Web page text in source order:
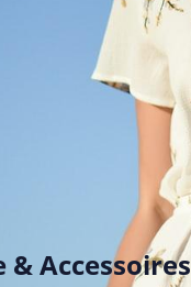
& Accessoires